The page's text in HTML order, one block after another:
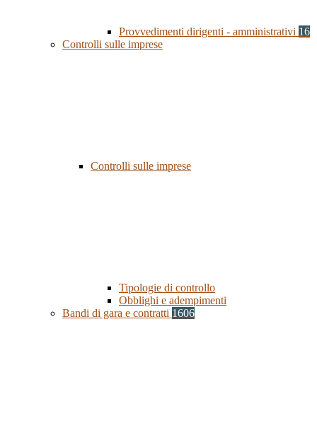
Provvedimenti dirigenti - amministrativi 16
Controlli sulle imprese
Controlli sulle imprese
Tipologie di controllo
Obblighi e adempimenti
Bandi di gara e contratti 1606